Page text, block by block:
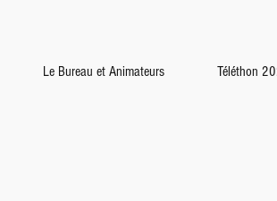
Le Bureau et Animateurs Téléthon